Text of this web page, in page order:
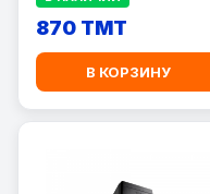
MATREXX 30
870 TMT
В КОРЗИНУ